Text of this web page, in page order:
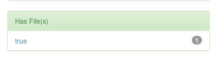
Has File(s)
1
true